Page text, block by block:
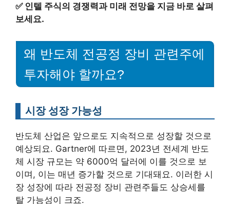
✅ 인텔 주식의 경쟁력과 미래 전망을 지금 바로 살펴
보세요.
왜 반도체 전공정 장비 관련주에
투자해야 할까요?
시장 성장 가능성
반도체 산업은 앞으로도 지속적으로 성장할 것으로
예상되요. Gartner에 따르면, 2023년 전세계 반도
체 시장 규모는 약 6000억 달러에 이를 것으로 보
이며, 이는 매년 증가할 것으로 기대돼요. 이러한 시
장 성장에 따라 전공정 장비 관련주들도 상승세를
탈 가능성이 크죠.